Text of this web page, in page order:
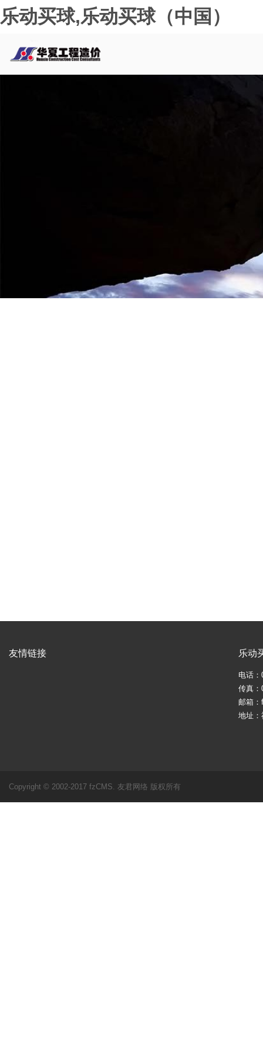
乐动买球,乐动买球（中国）
友情链接 乐动
电话：
传真：
邮箱
地址
Copyright © 2002-2017 fzCMS. 友君网络 版权所有